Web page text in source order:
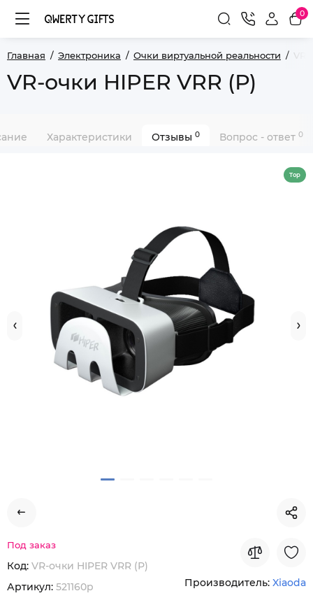
0
Главная Электроника Очки виртуальной реальности VR-
VR-очки HIPER VRR (Р)
Характеристики Отзывы 0 Вопрос - ответ 0
Top
Под заказ
Код: VR-очки HIPER VRR (Р)
Артикул: 521160p Производитель: Xiaoda